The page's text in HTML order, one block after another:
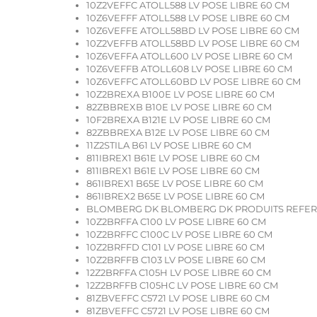
10Z2VEFFC ATOLL588 LV POSE LIBRE 60 CM
10Z6VEFFF ATOLL588 LV POSE LIBRE 60 CM
10Z6VEFFE ATOLL58BD LV POSE LIBRE 60 CM
10Z2VEFFB ATOLL58BD LV POSE LIBRE 60 CM
10Z6VEFFA ATOLL600 LV POSE LIBRE 60 CM
10Z6VEFFB ATOLL608 LV POSE LIBRE 60 CM
10Z6VEFFC ATOLL60BD LV POSE LIBRE 60 CM
10Z2BREXA B100E LV POSE LIBRE 60 CM
82ZBBREXB B10E LV POSE LIBRE 60 CM
10F2BREXA B121E LV POSE LIBRE 60 CM
82ZBBREXA B12E LV POSE LIBRE 60 CM
11Z2STILA B61 LV POSE LIBRE 60 CM
811IBREX1 B61E LV POSE LIBRE 60 CM
811IBREX1 B61E LV POSE LIBRE 60 CM
861IBREX1 B65E LV POSE LIBRE 60 CM
861IBREX2 B65E LV POSE LIBRE 60 CM
BLOMBERG DK BLOMBERG DK PRODUITS
10Z2BRFFA C100 LV POSE LIBRE 60 CM
10Z2BRFFC C100C LV POSE LIBRE 60 CM
10Z2BRFFD C101 LV POSE LIBRE 60 CM
10Z2BRFFB C103 LV POSE LIBRE 60 CM
12Z2BRFFA C105H LV POSE LIBRE 60 CM
12Z2BRFFB C105HC LV POSE LIBRE 60 CM
81ZBVEFFC C5721 LV POSE LIBRE 60 CM
81ZBVEFFC C5721 LV POSE LIBRE 60 CM